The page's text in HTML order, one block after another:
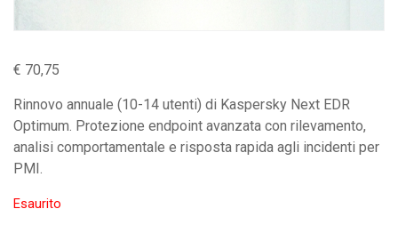
€ 70,75
Rinnovo annuale (10-14 utenti) di Kaspersky Next EDR
Optimum. Protezione endpoint avanzata con rilevamento,
analisi comportamentale e risposta rapida agli incidenti per
PMI.
Esaurito